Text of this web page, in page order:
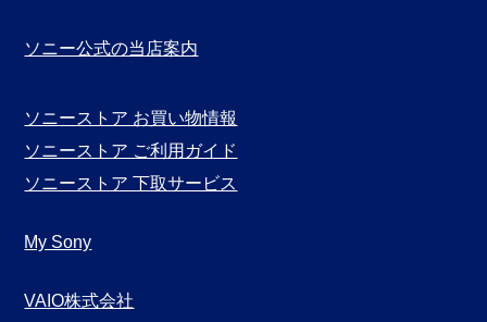
ソニー公式の当店案内
ソニーストア お買い物情報
ソニーストア ご利用ガイド
ソニーストア 下取サービス
My Sony
VAIO株式会社